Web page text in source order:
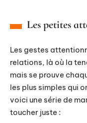
Les petites
Les gestes
relations, là où la
mais se prouve
les plus simples qui
voici une série de
toucher juste :